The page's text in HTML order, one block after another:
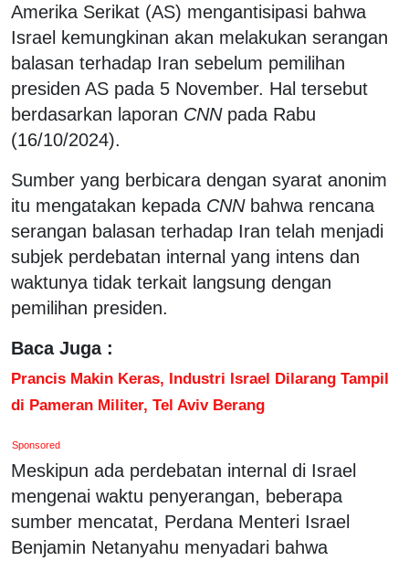
Amerika Serikat (AS) mengantisipasi bahwa
Israel kemungkinan akan melakukan serangan
balasan terhadap Iran sebelum pemilihan
presiden AS pada 5 November. Hal tersebut
berdasarkan laporan CNNpada Rabu
(16/10/2024).
Sumber yang berbicara dengan syarat anonim
itu mengatakan kepada CNNbahwa rencana
serangan balasan terhadap Iran telah menjadi
subjek perdebatan internal yang intens dan
waktunya tidak terkait langsung dengan
pemilihan presiden.
Baca Juga :
Prancis Makin Keras, Industri Israel Dilarang Tampil
di Pameran Militer, Tel Aviv Berang
Sponsored
Meskipun ada perdebatan internal di Israel
mengenai waktu penyerangan, beberapa
sumber mencatat, Perdana Menteri Israel
Benjamin Netanyahu menyadari bahwa